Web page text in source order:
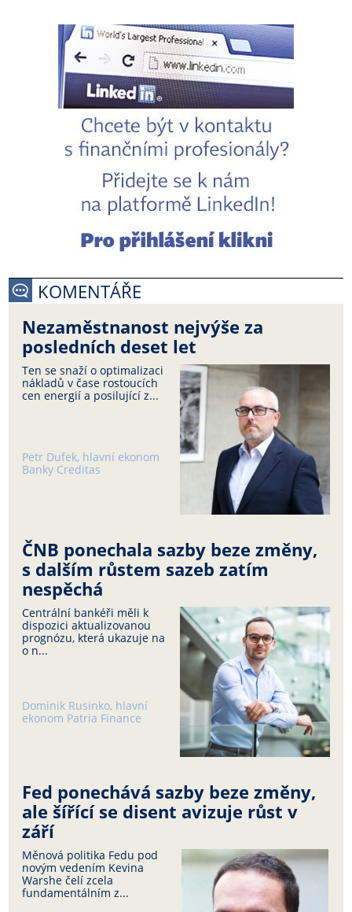
KOMENTÁŘE
Nezaměstnanost nejvýše za
posledních deset let
Ten se snaží o optimalizaci
nákladů v čase rostoucích
cen energií a posilující z...
Petr Dufek, hlavní ekonom
Banky Creditas
ČNB ponechala sazby beze změny,
s dalším růstem sazeb zatím
nespěchá
Centrální bankéři měli k
dispozici aktualizovanou
prognózu, která ukazuje na
o n...
Dominik Rusinko, hlavní
ekonom Patria Finance
Fed ponechává sazby beze změny,
ale šířící se disent avizuje růst v
září
Měnová politika Fedu pod
novým vedením Kevina
Warshe čelí zcela
fundamentálním z...